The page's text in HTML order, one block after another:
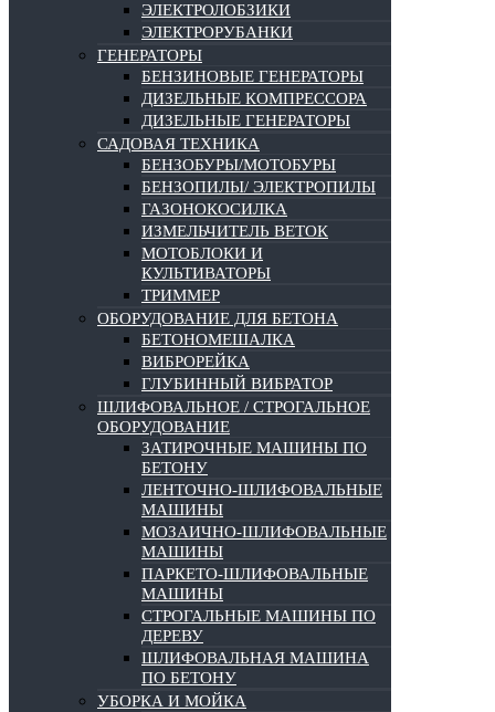
ЭЛЕКТРОЛОБЗИКИ
ЭЛЕКТРОРУБАНКИ
ГЕНЕРАТОРЫ
БЕНЗИНОВЫЕ ГЕНЕРАТОРЫ
ДИЗЕЛЬНЫЕ КОМПРЕССОРА
ДИЗЕЛЬНЫЕ ГЕНЕРАТОРЫ
САДОВАЯ ТЕХНИКА
БЕНЗОБУРЫ/МОТОБУРЫ
БЕНЗОПИЛЫ/ ЭЛЕКТРОПИЛЫ
ГАЗОНОКОСИЛКА
ИЗМЕЛЬЧИТЕЛЬ ВЕТОК
МОТОБЛОКИ И
КУЛЬТИВАТОРЫ
ТРИММЕР
ОБОРУДОВАНИЕ ДЛЯ БЕТОНА
БЕТОНОМЕШАЛКА
ВИБРОРЕЙКА
ГЛУБИННЫЙ ВИБРАТОР
ШЛИФОВАЛЬНОЕ / СТРОГАЛЬНОЕ
ОБОРУДОВАНИЕ
ЗАТИРОЧНЫЕ МАШИНЫ ПО
БЕТОНУ
ЛЕНТОЧНО-ШЛИФОВАЛЬНЫЕ
МАШИНЫ
МОЗАИЧНО-ШЛИФОВАЛЬНЫЕ
МАШИНЫ
ПАРКЕТО-ШЛИФОВАЛЬНЫЕ
МАШИНЫ
СТРОГАЛЬНЫЕ МАШИНЫ ПО
ДЕРЕВУ
ШЛИФОВАЛЬНАЯ МАШИНА
ПО БЕТОНУ
УБОРКА И МОЙКА